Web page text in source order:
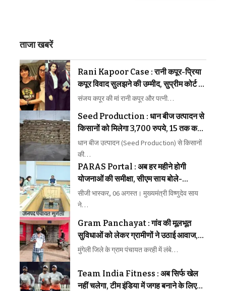
ताजा खबरें
Rani Kapoor Case : रानी कपूर-प्रिया
कपूर विवाद सुलझने की उम्मीद, सुप्रीम कोर्ट ने
मध्यस्थता पर जताया भरोसा
संजय कपूर की मां रानी कपूर और पत्नी…
Seed Production : धान बीज उत्पादन से
किसानों को मिलेगा 3,700 रुपये, 15 तक कराएं
पंजीयन
धान बीज उत्पादन (Seed Production) से किसानों
की…
PARAS Portal : अब हर महीने होगी
योजनाओं की समीक्षा, सीएम साय बोले-
लापरवाही बिल्कुल बर्दाश्त नहीं
सीजी भास्कर, 06 अगस्त। मुख्यमंत्री विष्णुदेव साय
ने…
Gram Panchayat : गांव की मूलभूत
सुविधाओं को लेकर ग्रामीणों ने उठाई आवाज,
समस्याओं के समाधान की मांग तेज
मुंगेली जिले के ग्राम पंचायत करही में लंबे…
Team India Fitness : अब सिर्फ खेल
नहीं चलेगा, टीम इंडिया में जगह बनाने के लिए